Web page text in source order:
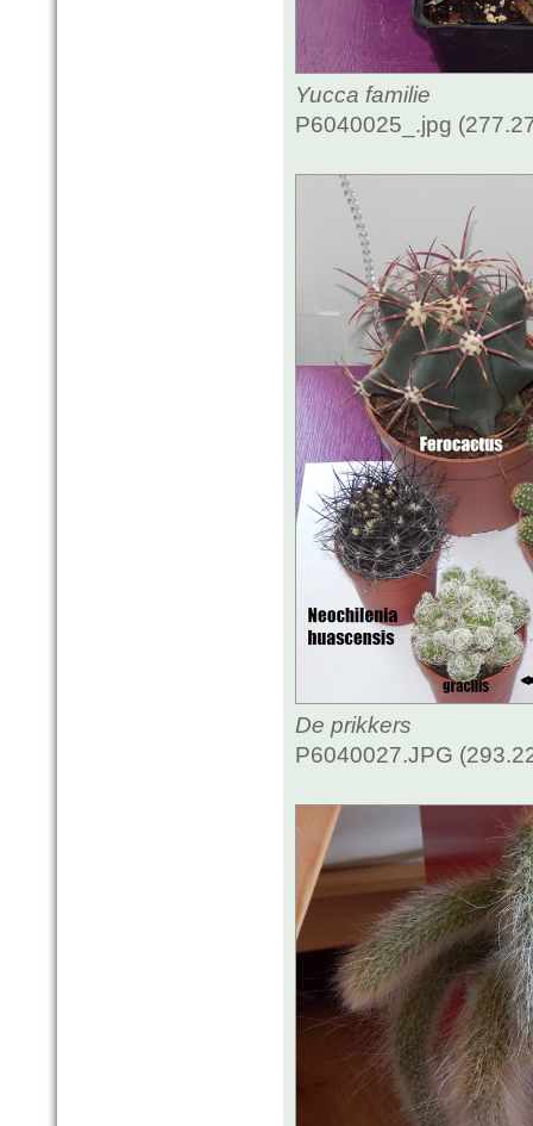
Yucca familie
P6040025_.jpg
De prikkers
P6040027.JPG